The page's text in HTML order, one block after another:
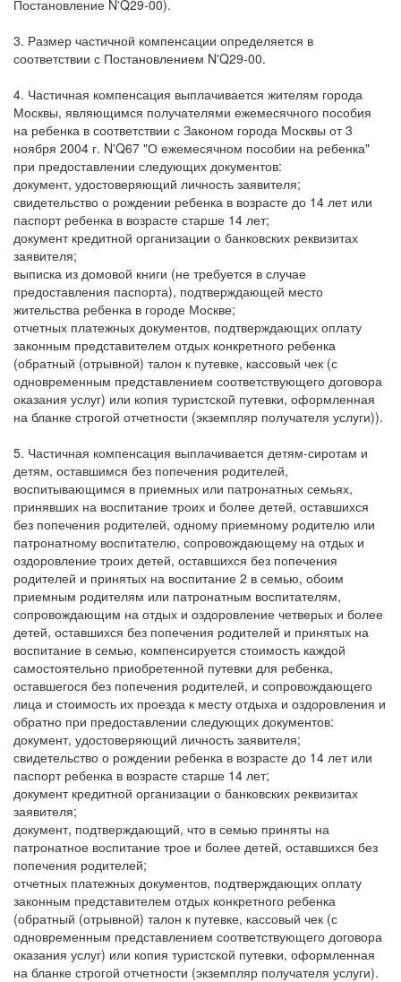
Постановление N'Q29-00).
3. Размер частичной компенсации определяется в
соответствии с Постановлением N'Q29-00.
4. Частичная компенсация выплачивается жителям города
Москвы, являющимся получателями ежемесячного пособия
на ребенка в соответствии с Законом города Москвы от 3
ноября 2004 г. N'Q67 "О ежемесячном пособии на ребенка"
при предоставлении следующих документов:
документ, удостоверяющий личность заявителя;
свидетельство о рождении ребенка в возрасте до 14 лет или
паспорт ребенка в возрасте старше 14 лет;
документ кредитной организации о банковских реквизитах
заявителя;
выписка из домовой книги (не требуется в случае
предоставления паспорта), подтверждающей место
жительства ребенка в городе Москве;
отчетных платежных документов, подтверждающих оплату
законным представителем отдых конкретного ребенка
(обратный (отрывной) талон к путевке, кассовый чек (с
одновременным представлением соответствующего договора
оказания услуг) или копия туристской путевки, оформленная
на бланке строгой отчетности (экземпляр получателя услуги)).
5. Частичная компенсация выплачивается детям-сиротам и
детям, оставшимся без попечения родителей,
воспитывающимся в приемных или патронатных семьях,
принявших на воспитание троих и более детей, оставшихся
без попечения родителей, одному приемному родителю или
патронатному воспитателю, сопровождающему на отдых и
оздоровление троих детей, оставшихся без попечения
родителей и принятых на воспитание 2 в семью, обоим
приемным родителям или патронатным воспитателям,
сопровождающим на отдых и оздоровление четверых и более
детей, оставшихся без попечения родителей и принятых на
воспитание в семью, компенсируется стоимость каждой
самостоятельно приобретенной путевки для ребенка,
оставшегося без попечения родителей, и сопровождающего
лица и стоимость их проезда к месту отдыха и оздоровления и
обратно при предоставлении следующих документов:
документ, удостоверяющий личность заявителя;
свидетельство о рождении ребенка в возрасте до 14 лет или
паспорт ребенка в возрасте старше 14 лет;
документ кредитной организации о банковских реквизитах
заявителя;
документ, подтверждающий, что в семью приняты на
патронатное воспитание трое и более детей, оставшихся без
попечения родителей;
отчетных платежных документов, подтверждающих оплату
законным представителем отдых конкретного ребенка
(обратный (отрывной) талон к путевке, кассовый чек (с
одновременным представлением соответствующего договора
оказания услуг) или копия туристской путевки, оформленная
на бланке строгой отчетности (экземпляр получателя услуги).